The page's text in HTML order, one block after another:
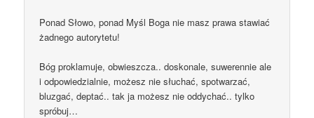
Ponad Słowo, ponad Myśl Boga nie masz prawa stawiać
żadnego autorytetu!
Bóg proklamuje, obwieszcza.. doskonale, suwerennie ale
i odpowiedzialnie, możesz nie słuchać, spotwarzać,
bluzgać, deptać.. tak ja możesz nie oddychać.. tylko
spróbuj…